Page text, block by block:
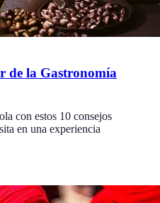
de la Gastronomía
con estos 10 consejos
en una experiencia